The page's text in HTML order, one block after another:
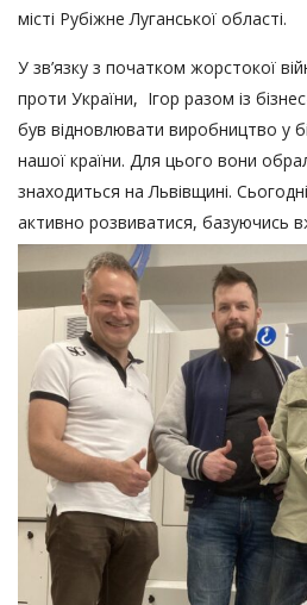
місті Рубіжне Луганської області.
У зв’язку з початком жорстокої
проти України, Ігор разом із
був відновлювати виробництво у
нашої країни. Для цього вони
знаходиться на Львівщині.
активно розвиватися, базуючись